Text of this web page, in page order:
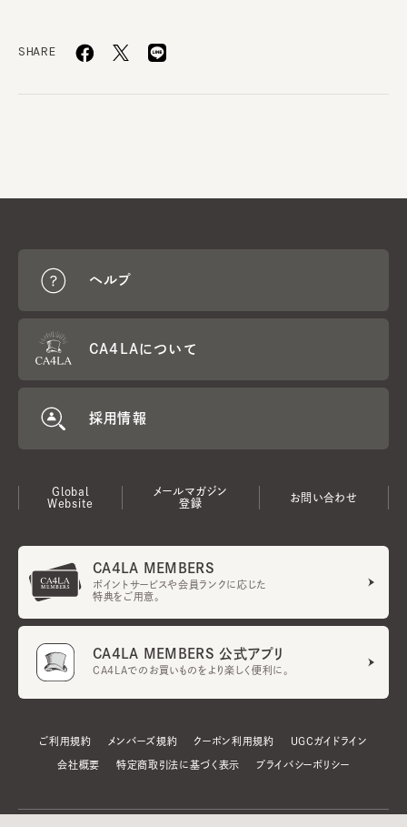
SHARE
ヘルプ
CA4LAについて
採用情報
Global
Website
メールマガジン
登録
お問い合わせ
CA4LA MEMBERS
ポイントサービスや会員ランクに応じた
特典をご用意。
CA4LA MEMBERS 公式アプリ
CA4LAでのお買いものをより楽しく便利に。
ご利用規約 メンバーズ規約 クーポン利用規約 UGCガイドライン
会社概要 特定商取引法に基づく表示 プライバシーポリシー